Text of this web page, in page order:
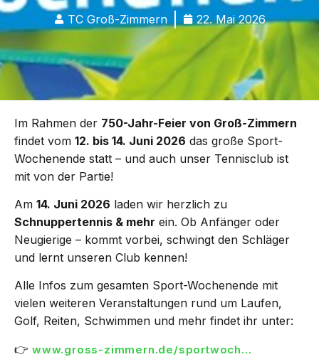
TC Groß-Zimmern 22. Mai 2026
Im Rahmen der 750-Jahr-Feier von Groß-Zimmern
findet vom 12. bis 14. Juni 2026 das große Sport-
Wochenende statt – und auch unser Tennisclub ist
mit von der Partie!
Am 14. Juni 2026 laden wir herzlich zu
Schnuppertennis & mehr ein. Ob Anfänger oder
Neugierige – kommt vorbei, schwingt den Schläger
und lernt unseren Club kennen!
Alle Infos zum gesamten Sport-Wochenende mit
vielen weiteren Veranstaltungen rund um Laufen,
Golf, Reiten, Schwimmen und mehr findet ihr unter:
👉 www.gross-zimmern.de/sportwoch…